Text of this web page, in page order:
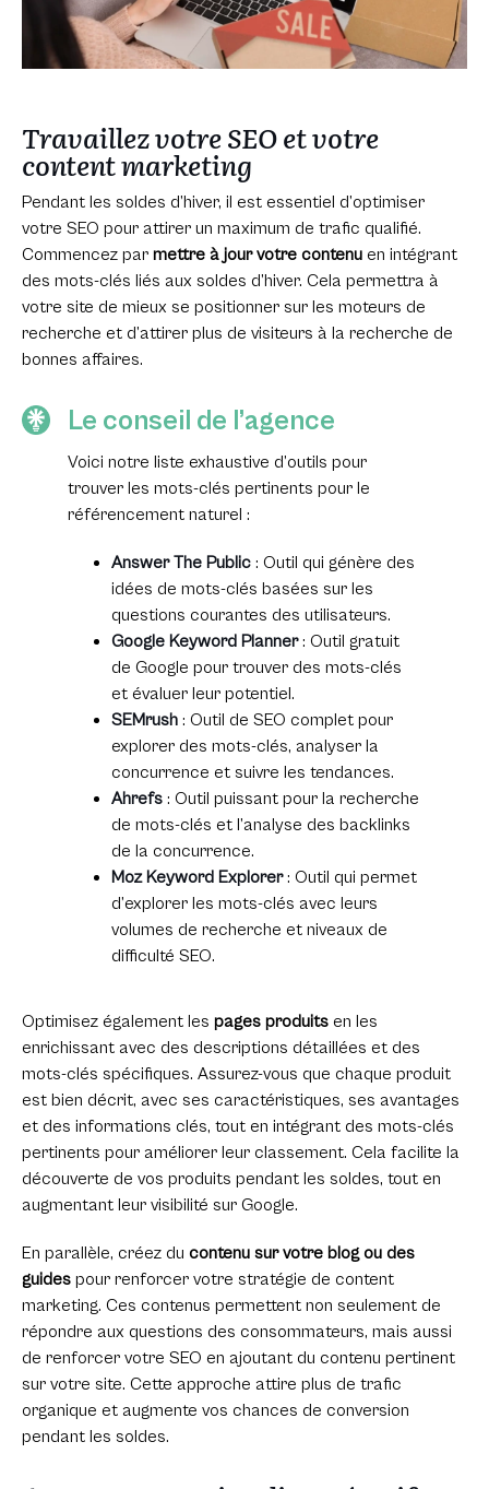
Travaillez votre SEO et votre
content marketing
Pendant les soldes d’hiver, il est essentiel d’optimiser
votre SEO pour attirer un maximum de trafic qualifié.
Commencez par mettre à jour votre contenuen intégrant
des mots-clés liés aux soldes d’hiver. Cela permettra à
votre site de mieux se positionner sur les moteurs de
recherche et d’attirer plus de visiteurs à la recherche de
bonnes affaires.
Le conseil de l’agence
Voici notre liste exhaustive d’outils pour
trouver les mots-clés pertinents pour le
référencement naturel :
Answer The Public : Outil qui génère des
idées de mots-clés basées sur les
questions courantes des utilisateurs.
Google Keyword Planner : Outil gratuit
de Google pour trouver des mots-clés
et évaluer leur potentiel.
SEMrush : Outil de SEO complet pour
explorer des mots-clés, analyser la
concurrence et suivre les tendances.
Ahrefs : Outil puissant pour la recherche
de mots-clés et l’analyse des backlinks
de la concurrence.
Moz Keyword Explorer: Outil qui permet
d’explorer les mots-clés avec leurs
volumes de recherche et niveaux de
difficulté SEO.
Optimisez également les pages produitsen les
enrichissant avec des descriptions détaillées et des
mots-clés spécifiques. Assurez-vous que chaque produit
est bien décrit, avec ses caractéristiques, ses avantages
et des informations clés, tout en intégrant des mots-clés
pertinents pour améliorer leur classement. Cela facilite la
découverte de vos produits pendant les soldes, tout en
augmentant leur visibilité sur Google.
En parallèle, créez du contenu sur votre blog ou des
guidespour renforcer votre stratégie de content
marketing. Ces contenus permettent non seulement de
répondre aux questions des consommateurs, mais aussi
de renforcer votre SEO en ajoutant du contenu pertinent
sur votre site. Cette approche attire plus de trafic
organique et augmente vos chances de conversion
pendant les soldes.